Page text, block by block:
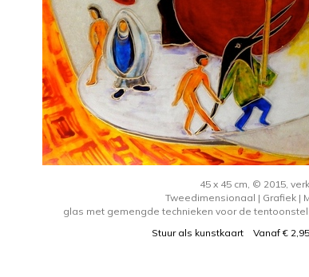
45 x 45 cm, © 2015,
Tweedimensionaal | Grafiek |
glas met gemengde technieken voor de
Stuur als kunstkaart Vanaf €